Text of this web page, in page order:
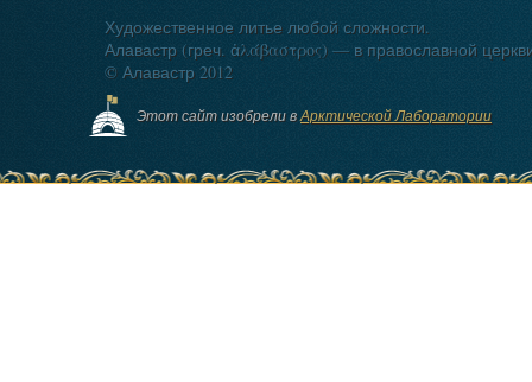
Художественное литье любой сложности.
Алавастр (греч. ἀλάβαστρος) — в православной
© Алавастр 2012
Этот сайт изобрели вАрктической Лаборатории